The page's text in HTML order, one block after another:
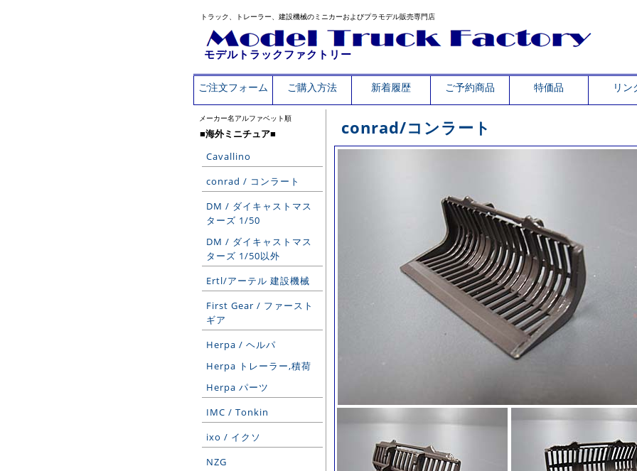
トラック、トレーラー、建設機械のミニカーおよびプラモデル販売専門店
モデルトラックファクトリー
ご注文フォーム ご購入方法 新着履歴 ご予約商品 特価品 リン
メーカー名アルファベット順
■海外ミニチュア■
Cavallino
conrad / コンラート
DM / ダイキャストマス
ターズ 1/50
DM / ダイキャストマス
ターズ 1/50以外
Ertl/アーテル 建設機械
First Gear / ファースト
ギア
Herpa / ヘルパ
Herpa トレーラー,積荷
Herpa パーツ
IMC / Tonkin
ixo / イクソ
NZG
conrad/コンラート